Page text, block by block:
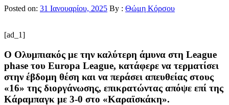
Posted on: 31 Ιανουαρίου, 2025 By : Θώμη Κόρσου
[ad_1]
Ο Ολυμπιακός με την καλύτερη άμυνα στη League
phase του Europa League, κατάφερε να τερματίσει
στην έβδομη θέση και να περάσει απευθείας στους
«16» της διοργάνωσης, επικρατώντας απόψε επί της
Κάραμπαγκ με 3-0 στο «Καραϊσκάκη».